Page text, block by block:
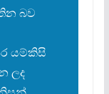
බව
යම්කිසි
ලද